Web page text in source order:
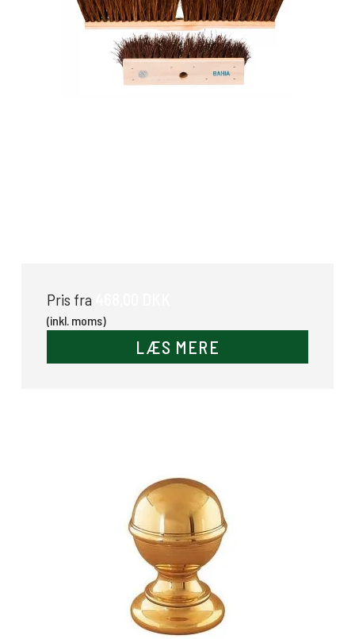
Pris fra
(inkl. moms)
LÆS MERE